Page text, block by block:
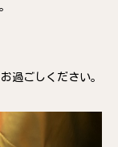
過ごしください。